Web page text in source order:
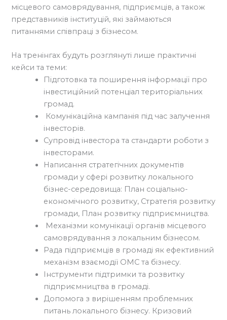
місцевого самоврядування, підприємців, а також
представників інституцій, які займаються
питаннями співпраці з бізнесом.
На тренінгах будуть розглянуті лише практичні
кейси та теми:
Підготовка та поширення інформації про
інвестиційний потенціал територіальних
громад.
Комунікаційна кампанія під час залучення
інвесторів.
Супровід інвестора та стандарти роботи з
інвесторами.
Написання стратегічних документів
громади у сфері розвитку локального
бізнес-середовища: План соціально-
економічного розвитку, Стратегія розвитку
громади, План розвитку підприємництва.
Механізми комунікації органів місцевого
самоврядування з локальним бізнесом.
Рада підприємців в громаді як ефективний
механізм взаємодії ОМС та бізнесу.
Інструменти підтримки та розвитку
підприємництва в громаді.
Допомога з вирішенням проблемних
питань локального бізнесу. Кризовий